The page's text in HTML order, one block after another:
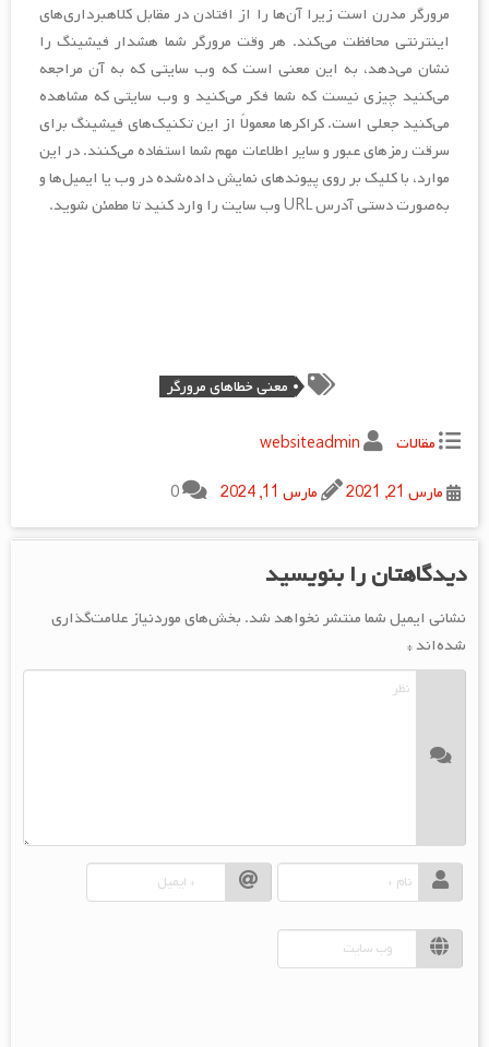
مرورگر مدرن است زیرا آن‌ها را از افتادن در مقابل کلاهبرداری‌های
اینترنتی محافظت می‌کند. هر وقت مرورگر شما هشدار فیشینگ را
نشان می‌دهد، به این معنی است که وب سایتی که به آن مراجعه
می‌کنید چیزی نیست که شما فکر می‌کنید و وب سایتی که مشاهده
می‌کنید جعلی است. کراکرها معمولاً از این تکنیک‌های فیشینگ برای
سرقت رمزهای عبور و سایر اطلاعات مهم شما استفاده می‌کنند. در این
موارد، با کلیک بر روی پیوندهای نمایش داده‌شده در وب یا ایمیل‌ها و
به‌صورت دستی آدرس URL وب سایت را وارد کنید تا مطمئن شوید.
معنی خطاهای مرورگر
مقالات
websiteadmin
مارس 21, 2021
مارس 11, 2024 0
دیدگاهتان را بنویسید
نشانی ایمیل شما منتشر نخواهد شد. بخش‌های موردنیاز علامت‌گذاری
شده‌اند*